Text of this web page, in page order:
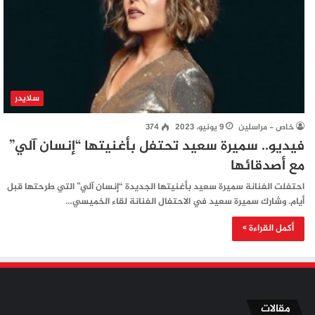
سلايدر
خاص - مراسلين 9 يونيو، 2023 374
فيديو.. سميرة سعيد تحتفل بأغنيتها “إنسان آلي”
مع أصدقائها
احتفلت الفنانة سميرة سعيد بأغنيتها الجديدة “إنسان آلي” التي طرحتها قبل
أيام. وشارك سميرة سعيد في الاحتفال الفنانة لقاء الخميسي…
أكمل القراءة »
مقالات